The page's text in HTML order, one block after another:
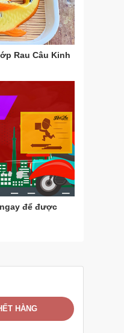
Rau Câu Kinh
để được
HÀNG